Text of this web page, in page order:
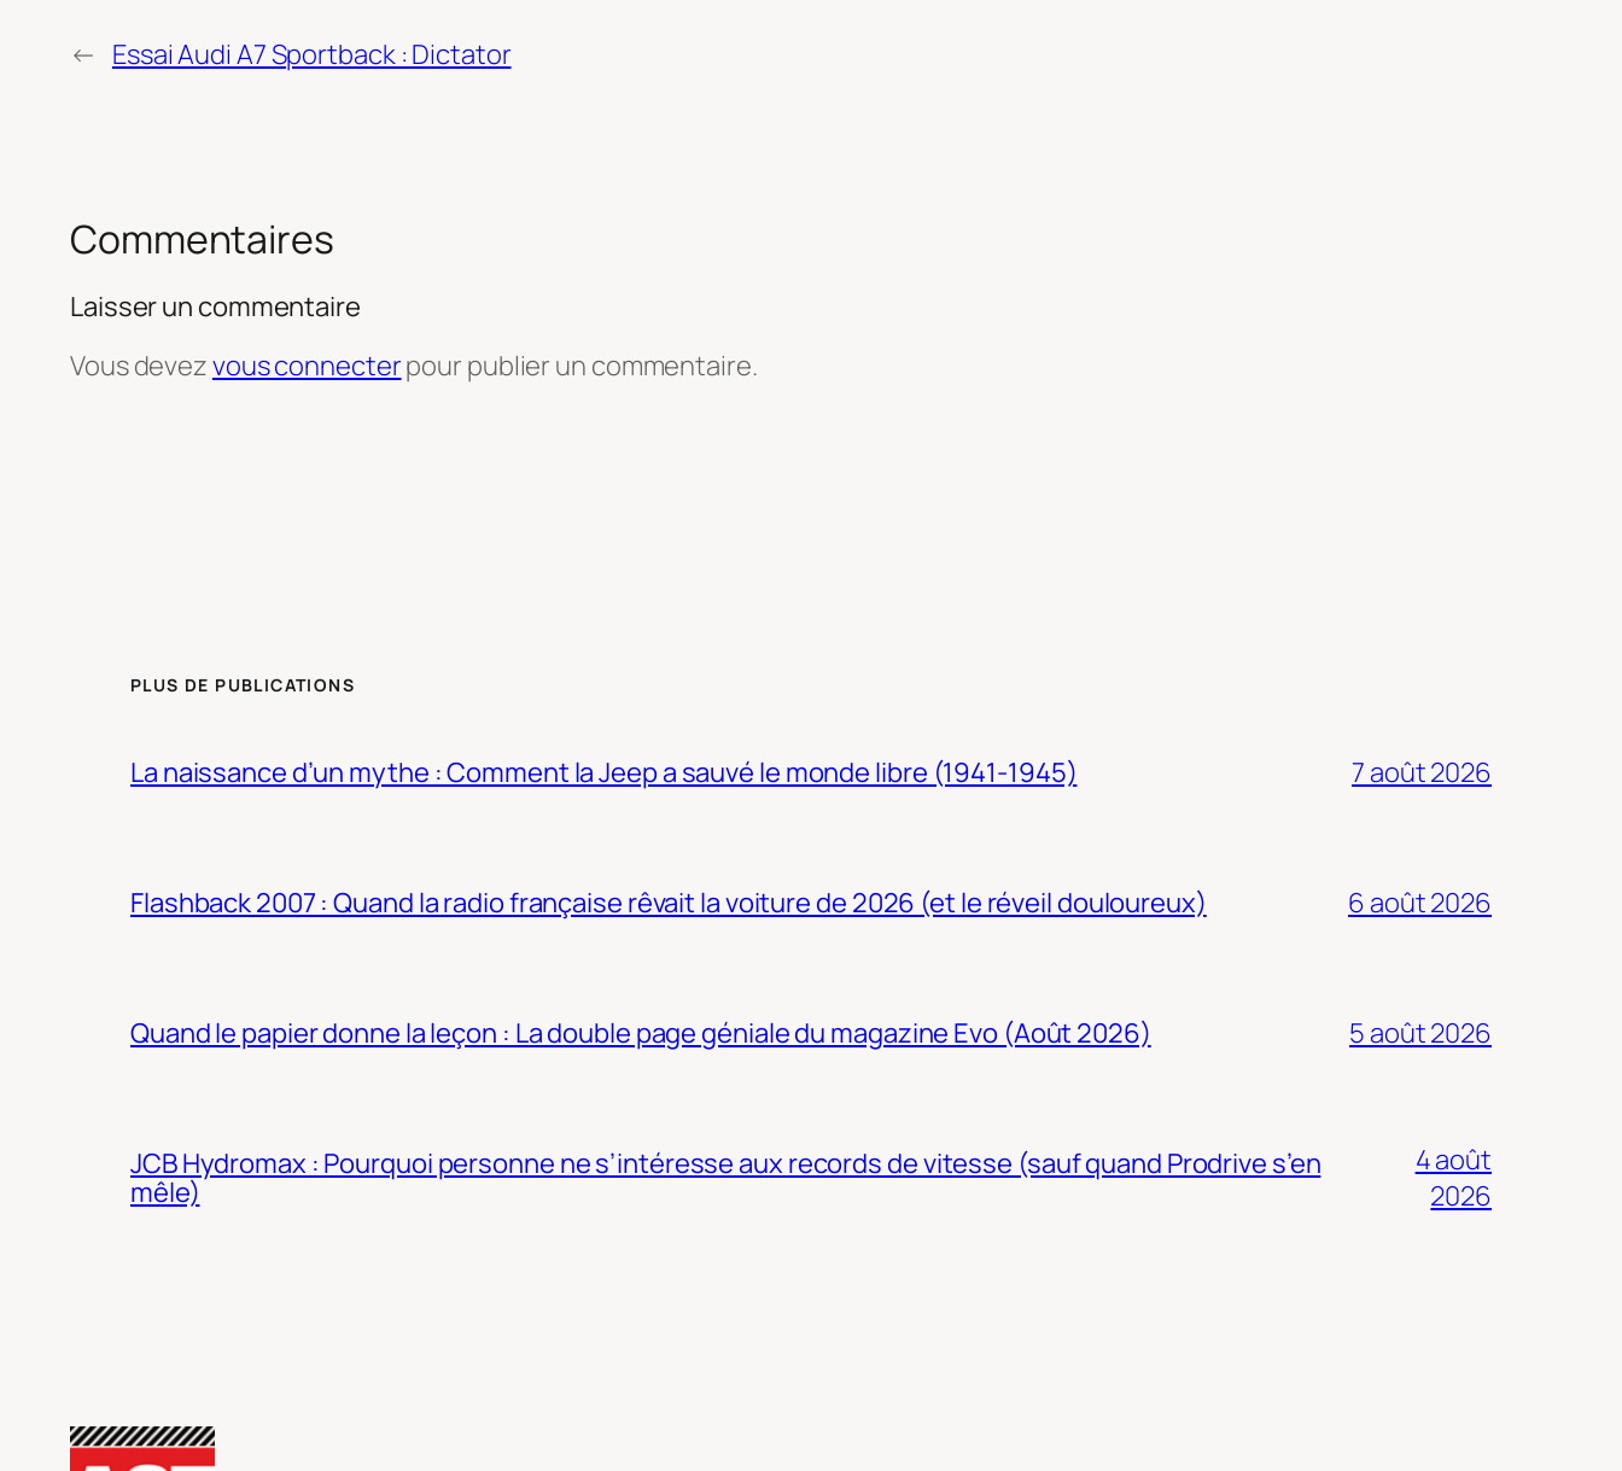
← Essai Audi A7 Sportback : Dictator
Commentaires
Laisser un commentaire
Vous devezvous connecterpour publier un commentaire.
PLUS DE PUBLICATIONS
La naissance d’un mythe : Comment la Jeep a sauvé le monde libre (1941-1945) 7 août 2026
Flashback 2007 : Quand la radio française rêvait la voiture de 2026 (et le réveil douloureux) 6 août 2026
Quand le papier donne la leçon : La double page géniale du magazine Evo (Août 2026) 5 août 2026
JCB Hydromax : Pourquoi personne ne s’intéresse aux records de vitesse (sauf quand Prodrive s’en
mêle)
4 août
2026